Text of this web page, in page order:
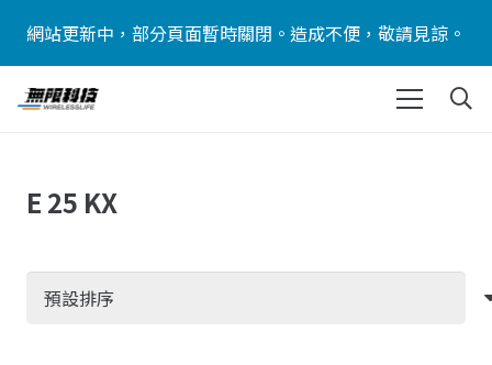
網站更新中，部分頁面暫時關閉。造成不便，敬請見諒。
E 25 KX